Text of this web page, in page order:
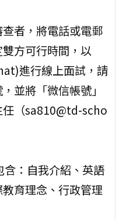
者，將電話或電郵
方可行時間，以
進行線上面試，請
並將「微信帳號」
任（sa810@td-scho
含：自我介紹、英語
育理念、行政管理